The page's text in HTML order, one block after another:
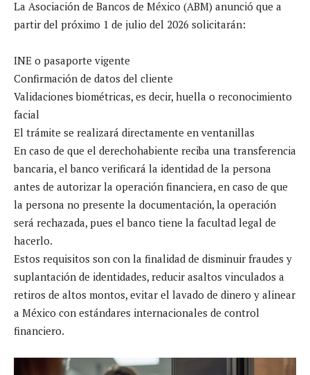
La Asociación de Bancos de México (ABM) anunció que a
partir del próximo 1 de julio del 2026 solicitarán:
INE o pasaporte vigente
Confirmación de datos del cliente
Validaciones biométricas, es decir, huella o reconocimiento
facial
El trámite se realizará directamente en ventanillas
En caso de que el derechohabiente reciba una transferencia
bancaria, el banco verificará la identidad de la persona
antes de autorizar la operación financiera, en caso de que
la persona no presente la documentación, la operación
será rechazada, pues el banco tiene la facultad legal de
hacerlo.
Estos requisitos son con la finalidad de disminuir fraudes y
suplantación de identidades, reducir asaltos vinculados a
retiros de altos montos, evitar el lavado de dinero y alinear
a México con estándares internacionales de control
financiero.